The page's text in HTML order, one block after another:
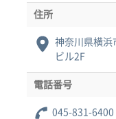
住所
神奈川県横浜
ビル2F
電話番号
045-831-6400